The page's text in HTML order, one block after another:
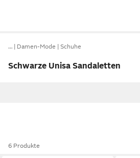
… Damen-Mode Schuhe
Schwarze Unisa Sandaletten
6 Produkte